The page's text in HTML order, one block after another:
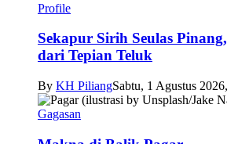
Profile
Sekapur Sirih Seulas
dari Tepian Teluk
By KH PiliangSabtu, 1 Agustus
Gagasan